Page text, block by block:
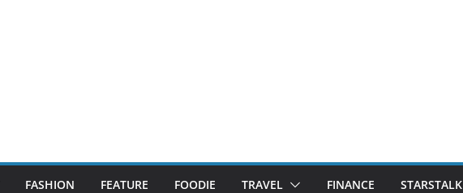
FASHION FEATURE FOODIE TRAVEL FINANCE STARSTALK